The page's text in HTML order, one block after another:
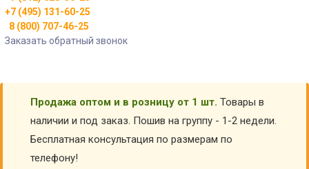
+7 (495) 131-60-25
8 (800) 707-46-25
Заказать обратный звонок
Продажа оптом и в розницу от 1 шт. Товары в
наличии и под заказ. Пошив на группу - 1-2 недели.
Бесплатная консультация по размерам по
телефону!